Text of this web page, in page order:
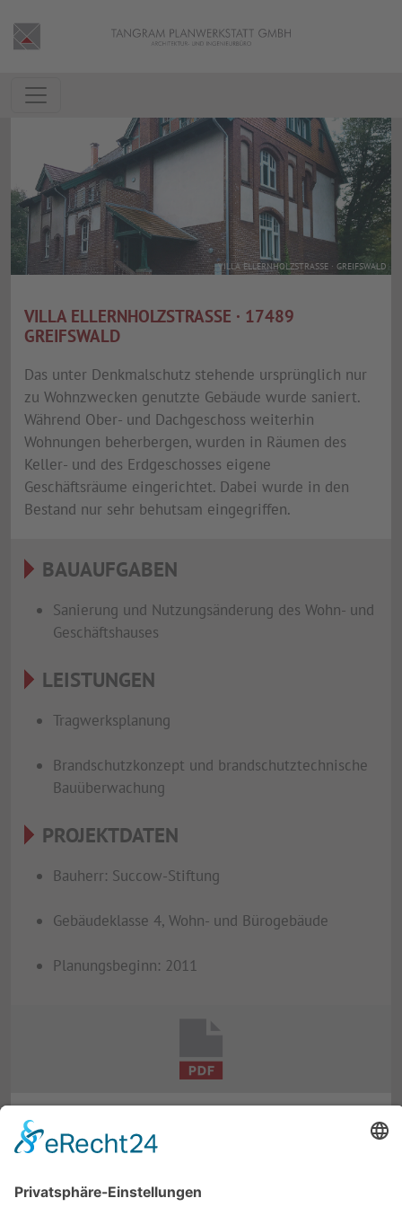
VILLA ELLERNHOLZSTRASSE · GREIFSWALD
VILLA ELLERNHOLZSTRASSE · 17489 G
REIFSWALD
Das unter Denkmalschutz stehende ursprünglich nur
zu Wohnzwecken genutzte Gebäude wurde saniert.
Während Ober- und Dachgeschoss weiterhin
Wohnungen beherbergen, wurden in Räumen des
Keller- und des Erdgeschosses eigene
Geschäftsräume eingerichtet. Dabei wurde in den
Bestand nur sehr behutsam eingegriffen.
BAUAUFGABEN
Sanierung und Nutzungsänderung des Wohn- und
Geschäftshauses
LEISTUNGEN
Tragwerksplanung
Brandschutzkonzept und brandschutztechnische
Bauüberwachung
PROJEKTDATEN
Bauherr: Succow-Stiftung
Gebäudeklasse 4, Wohn- und Bürogebäude
Planungsbeginn: 2011
BILDERGALERIE · 1 ABBILDUNG